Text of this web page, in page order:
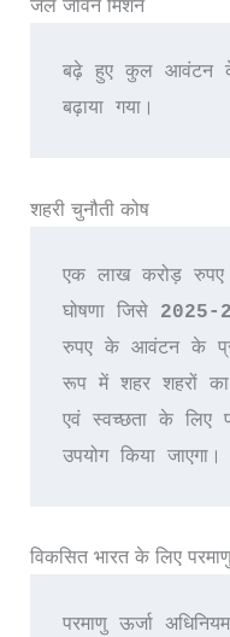
बढ़े हुए कुल आवंटन
बढ़ाया गया।
शहरी चुनौती कोष
एक लाख करोड़ रुपए
घोषणा जिसे 2025-
रुपए के आवंटन के
रूप में शहर शहरों का
एवं स्वच्छता के लिए
उपयोग किया जाएगा।
विकसित भारत के लिए
परमाणु ऊर्जा